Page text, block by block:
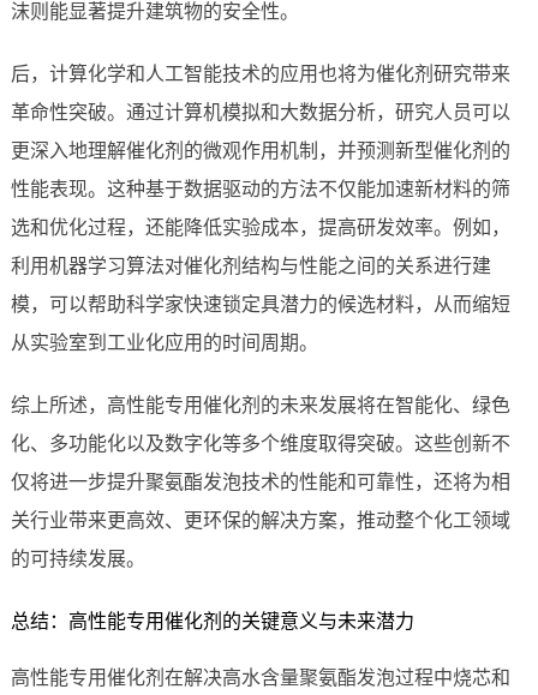
沫则能显著提升建筑物的安全性。
后，计算化学和人工智能技术的应用也将为催化剂研究带来
革命性突破。通过计算机模拟和大数据分析，研究人员可以
更深入地理解催化剂的微观作用机制，并预测新型催化剂的
性能表现。这种基于数据驱动的方法不仅能加速新材料的筛
选和优化过程，还能降低实验成本，提高研发效率。例如，
利用机器学习算法对催化剂结构与性能之间的关系进行建
模，可以帮助科学家快速锁定具潜力的候选材料，从而缩短
从实验室到工业化应用的时间周期。
综上所述，高性能专用催化剂的未来发展将在智能化、绿色
化、多功能化以及数字化等多个维度取得突破。这些创新不
仅将进一步提升聚氨酯发泡技术的性能和可靠性，还将为相
关行业带来更高效、更环保的解决方案，推动整个化工领域
的可持续发展。
总结：高性能专用催化剂的关键意义与未来潜力
高性能专用催化剂在解决高水含量聚氨酯发泡过程中烧芯和